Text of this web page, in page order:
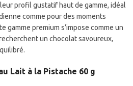
profil gustatif haut de gamme, idéal
comme pour des moments
gamme premium s’impose comme un
un chocolat savoureux,
Lait à la Pistache 60 g